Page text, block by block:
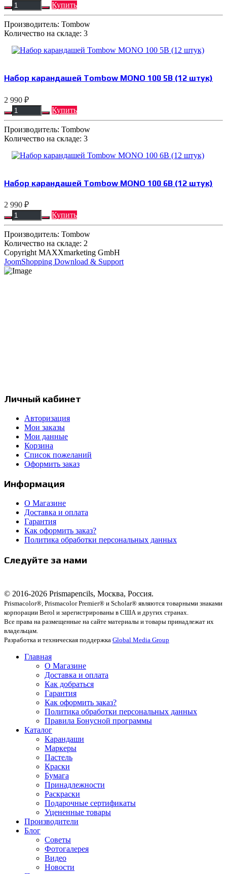
Купить
Производитель: Tombow
Количество на складе: 3
Набор карандашей Tombow MONO 100 5B (12 штук)
2 990 ₽
Купить
Производитель: Tombow
Количество на складе: 3
Набор карандашей Tombow MONO 100 6B (12 штук)
2 990 ₽
Купить
Производитель: Tombow
Количество на складе: 2
Copyright MAXXmarketing GmbH
JoomShopping Download & Support
Личный кабинет
Авторизация
Мои заказы
Мои данные
Корзина
Список пожеланий
Оформить заказ
Информация
О Магазине
Доставка и оплата
Гарантия
Как оформить заказ?
Политика обработки персональных данных
Следуйте за нами
© 2016-2026 Prismapencils, Москва, Россия.
Prismacolor®, Prismacolor Premier® и Scholar® являются товарными знаками
корпорации Berol и зарегистрированы в США и других странах.
Все права на размещенные на сайте материалы и товары принадлежат их
владельцам.
Разработка и техническая поддержка Global Media Group
Главная
О Магазине
Доставка и оплата
Как добраться
Гарантия
Как оформить заказ?
Политика обработки персональных данных
Правила Бонусной программы
Каталог
Карандаши
Маркеры
Пастель
Краски
Бумага
Принадлежности
Раскраски
Подарочные сертификаты
Уцененные товары
Производители
Блог
Советы
Фотогалерея
Видео
Новости